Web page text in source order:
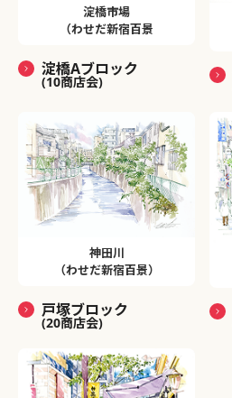
淀橋市場
（わせだ新宿百景
淀橋Aブロック
(10商店会)
神田川
（わせだ新宿百景）
戸塚ブロック
(20商店会)